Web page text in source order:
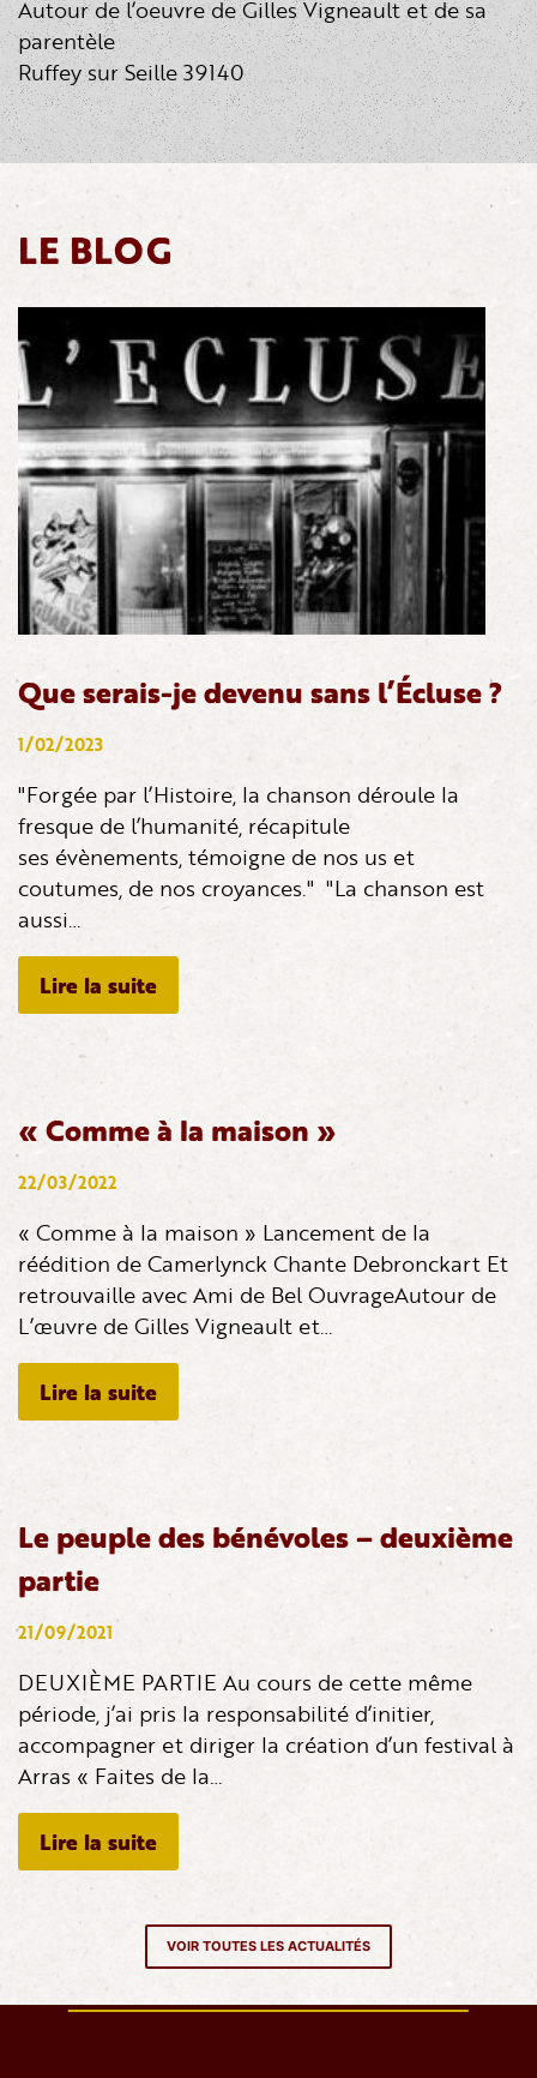
Autour de l’oeuvre de Gilles Vigneault et de sa
parentèle
Ruffey sur Seille 39140
LE BLOG
Que serais-je devenu sans l’Écluse ?
1/02/2023
"Forgée par l’Histoire, la chanson déroule la
fresque de l’humanité, récapitule
ses évènements, témoigne de nos us et
coutumes, de nos croyances." "La chanson est
aussi…
Lire la suite
« Comme à la maison »
22/03/2022
« Comme à la maison » Lancement de la
réédition de Camerlynck Chante Debronckart Et
retrouvaille avec Ami de Bel OuvrageAutour de
L’œuvre de Gilles Vigneault et…
Lire la suite
Le peuple des bénévoles – deuxième
partie
21/09/2021
DEUXIÈME PARTIE Au cours de cette même
période, j’ai pris la responsabilité d’initier,
accompagner et diriger la création d’un festival à
Arras « Faites de la…
Lire la suite
VOIR TOUTES LES ACTUALITÉS